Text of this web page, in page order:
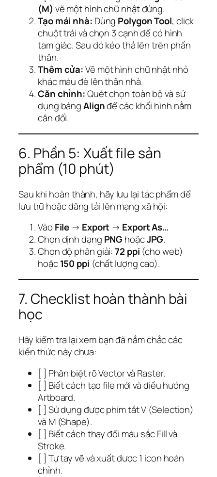
(M) vẽ một hình chữ nhật đứng.
Tạo mái nhà: Dùng Polygon Tool, click
chuột trái và chọn 3 cạnh để có hình
tam giác. Sau đó kéo thả lên trên phần
thân.
Thêm cửa:Vẽ một hình chữ nhật nhỏ
khác màu đè lên thân nhà.
Căn chỉnh:Quét chọn toàn bộ và sử
dụng bảngAlignđể các khối hình nằm
cân đối.
6. Phần 5: Xuất file sản
phẩm (10 phút)
Sau khi hoàn thành, hãy lưu lại tác phẩm để
lưu trữ hoặc đăng tải lên mạng xã hội:
Vào File → Export → Export As…
Chọn định dạng PNG hoặcJPG.
Chọn độ phân giải:72 ppi (cho web)
hoặc150 ppi (chất lượng cao).
7. Checklist hoàn thành bài
học
Hãy kiểm tra lại xem bạn đã nắm chắc các
kiến thức này chưa:
[ ] Phân biệt rõ Vector và Raster.
[ ] Biết cách tạo file mới và điều hướng
Artboard.
[ ] Sử dụng được phím tắt V (Selection)
và M (Shape).
[ ] Biết cách thay đổi màu sắc Fill và
Stroke.
[ ] Tự tay vẽ và xuất được 1 icon hoàn
chỉnh.